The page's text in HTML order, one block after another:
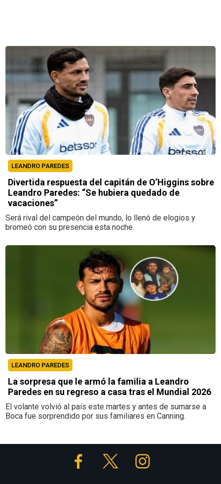
LEANDRO PAREDES
Divertida respuesta del capitán de O’Higgins sobre
Leandro Paredes: “Se hubiera quedado de
vacaciones”
Será rival del campeón del mundo, lo llenó de elogios y
bromeó con su presencia esta noche.
LEANDRO PAREDES
La sorpresa que le armó la familia a Leandro
Paredes en su regreso a casa tras el Mundial 2026
El volante volvió al país este martes y antes de sumarse a
Boca fue sorprendido por sus familiares en Canning.